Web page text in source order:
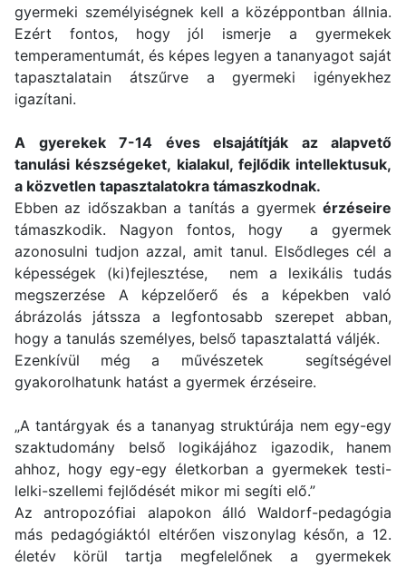
gyermeki személyiségnek kell a középpontban állnia.
Ezért fontos, hogy jól ismerje a gyermekek
temperamentumát, és képes legyen a tananyagot saját
tapasztalatain átszűrve a gyermeki igényekhez
igazítani.
A gyerekek 7-14 éves elsajátítják az alapvető
tanulási készségeket, kialakul, fejlődik intellektusuk,
a közvetlen tapasztalatokra támaszkodnak.
Ebben az időszakban a tanítás a gyermek érzéseire
támaszkodik. Nagyon fontos, hogy a gyermek
azonosulni tudjon azzal, amit tanul. Elsődleges cél a
képességek (ki)fejlesztése, nem a lexikális tudás
megszerzése A képzelőerő és a képekben való
ábrázolás játssza a legfontosabb szerepet abban,
hogy a tanulás személyes, belső tapasztalattá váljék.
Ezenkívül még a művészetek segítségével
gyakorolhatunk hatást a gyermek érzéseire.
„A tantárgyak és a tananyag struktúrája nem egy-egy
szaktudomány belső logikájához igazodik, hanem
ahhoz, hogy egy-egy életkorban a gyermekek testi-
lelki-szellemi fejlődését mikor mi segíti elő.”
Az antropozófiai alapokon álló Waldorf-pedagógia
más pedagógiáktól eltérően viszonylag későn, a 12.
életév körül tartja megfelelőnek a gyermekek